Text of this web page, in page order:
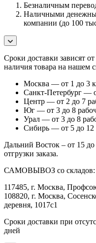
Безналичным
Наличными
компании (до 100
Сроки доставки зависят
наличия товара на нашем
Москва — от 1 до 3
Санкт-Петербург —
Центр — от 2 до 7
Юг — от 3 до 8
Урал — от 3 до 8
Сибирь — от 5 до 12
Дальний Восток – от 15
отгрузки заказа.
САМОВЫВОЗ со складов:
117485, г. Москва,
108820, г. Москва,
деревня, 1017с1
Сроки доставки при
дней